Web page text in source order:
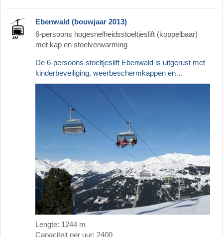
Ebenwald (bouwjaar 2013)
6-persoons hogesnelheidsstoeltjeslift (koppelbaar)
met kap en stoelverwarming
De 6-persoons stoeltjeslift Ebenwald is uitgerust met
kinderbeveiliging, weerbeschermkappen en…
Lengte: 1244 m
Capaciteit per uur: 2400